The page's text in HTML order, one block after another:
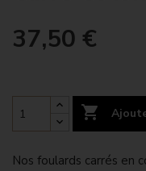
37,50 €

Nos foulards carrés en